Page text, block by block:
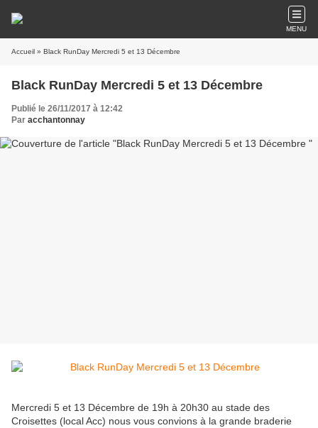
MENU
Accueil » Black RunDay Mercredi 5 et 13 Décembre
Black RunDay Mercredi 5 et 13 Décembre
Publié le 26/11/2017 à 12:42
Par acchantonnay
Mercredi 5 et 13 Décembre de 19h à 20h30 au stade des
Croisettes (local Acc) nous vous convions à la grande braderie